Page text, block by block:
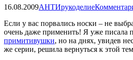
16.08.2009АНТИрукоделие
Если у вас порвались носки – не
очень даже применить! Я уже писала
примитивушки, но на днях, увидев
же серии, решила вернуться к этой